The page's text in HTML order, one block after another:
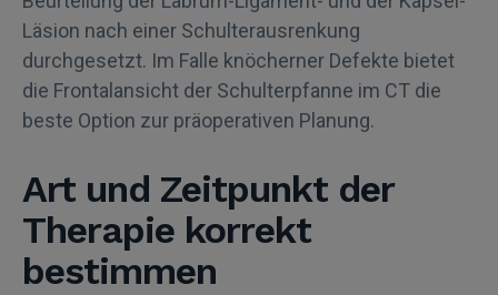
Läsion nach einer Schulterausrenkung
durchgesetzt. Im Falle knöcherner Defekte bietet
die Frontalansicht der Schulterpfanne im CT die
beste Option zur präoperativen Planung.
Art und Zeitpunkt der
Therapie korrekt
bestimmen